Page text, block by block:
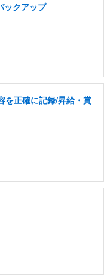
ックアップ
を正確に記録/昇給・賞